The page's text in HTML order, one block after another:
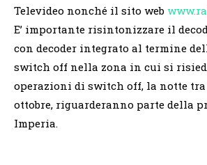
Televideo nonché il sito web
E’ importante risintonizzare il
con decoder integrato al termine
switch off nella zona in cui si
operazioni di switch off, la notte tra
ottobre, riguarderanno parte della
Imperia.